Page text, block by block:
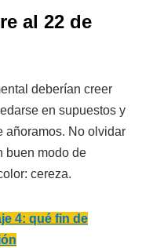
al 22 de
deberían creer
en supuestos y
añoramos. No olvidar
buen modo de
cereza.
4: qué fin de